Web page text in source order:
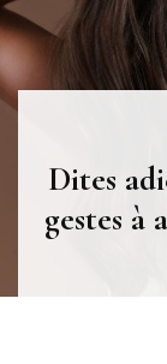
Dites
gestes à